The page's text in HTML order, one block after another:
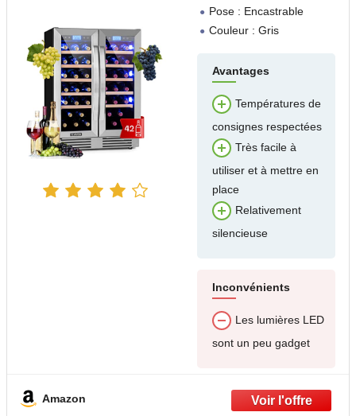
Pose : Encastrable
Couleur : Gris
Avantages
Températures de
consignes respectées
Très facile à
utiliser et à mettre en
place
Relativement
silencieuse
Inconvénients
Les lumières LED
sont un peu gadget
Amazon